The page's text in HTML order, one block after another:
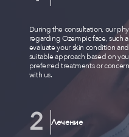
During the consultation, our
regarding Ozempic face, such
evaluate your skin condition
suitable approach based on
preferred treatments or
with us.
Лечение